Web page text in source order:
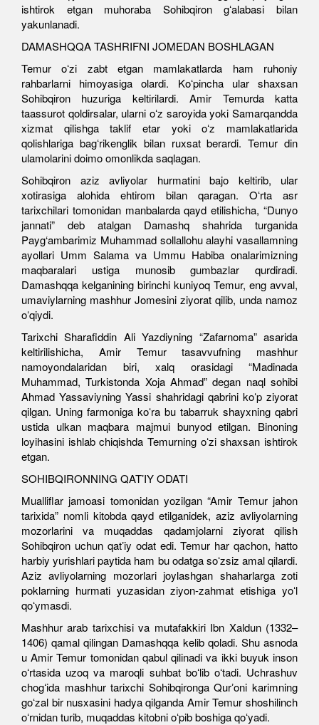
ishtirok etgan muhoraba Sohibqiron gʻalabasi bilan
yakunlanadi.
DAMASHQQA TASHRIFNI JOMEDAN BOSHLAGAN
Temur oʻzi zabt etgan mamlakatlarda ham ruhoniy
rahbarlarni himoyasiga olardi. Koʻpincha ular shaxsan
Sohibqiron huzuriga keltirilardi. Amir Temurda katta
taassurot qoldirsalar, ularni oʻz saroyida yoki Samarqandda
xizmat qilishga taklif etar yoki oʻz mamlakatlarida
qolishlariga bagʻrikenglik bilan ruxsat berardi. Temur din
ulamolarini doimo omonlikda saqlagan.
Sohibqiron aziz avliyolar hurmatini bajo keltirib, ular
xotirasiga alohida ehtirom bilan qaragan. Oʻrta asr
tarixchilari tomonidan manbalarda qayd etilishicha, “Dunyo
jannati” deb atalgan Damashq shahrida turganida
Payg‘ambarimiz Muhammad sollallohu alayhi vasallamning
ayollari Umm Salama va Ummu Habiba onalarimizning
maqbaralari ustiga munosib gumbazlar qurdiradi.
Damashqqa kelganining birinchi kuniyoq Temur, eng avval,
umaviylarning mashhur Jomesini ziyorat qilib, unda namoz
oʻqiydi.
Tarixchi Sharafiddin Ali Yazdiyning “Zafarnoma” asarida
keltirilishicha, Amir Temur tasavvufning mashhur
namoyondalaridan biri, xalq orasidagi “Madinada
Muhammad, Turkistonda Xoja Ahmad” degan naql sohibi
Ahmad Yassaviyning Yassi shahridagi qabrini koʻp ziyorat
qilgan. Uning farmoniga koʻra bu tabarruk shayxning qabri
ustida ulkan maqbara majmui bunyod etilgan. Binoning
loyihasini ishlab chiqishda Temurning oʻzi shaxsan ishtirok
etgan.
SOHIBQIRONNING QATʼIY ODATI
Mualliflar jamoasi tomonidan yozilgan “Amir Temur jahon
tarixida” nomli kitobda qayd etilganidek, aziz avliyolarning
mozorlarini va muqaddas qadamjolarni ziyorat qilish
Sohibqiron uchun qatʼiy odat edi. Temur har qachon, hatto
harbiy yurishlari paytida ham bu odatga soʻzsiz amal qilardi.
Aziz avliyolarning mozorlari joylashgan shaharlarga zoti
poklarning hurmati yuzasidan ziyon-zahmat etishiga yoʻl
qoʻymasdi.
Mashhur arab tarixchisi va mutafakkiri Ibn Xaldun (1332–
1406) qamal qilingan Damashqqa kelib qoladi. Shu asnoda
u Amir Temur tomonidan qabul qilinadi va ikki buyuk inson
oʻrtasida uzoq va maroqli suhbat boʻlib oʻtadi. Uchrashuv
chogʻida mashhur tarixchi Sohibqironga Qurʼoni karimning
goʻzal bir nusxasini hadya qilganda Amir Temur shoshilinch
oʻrnidan turib, muqaddas kitobni oʻpib boshiga qoʻyadi.